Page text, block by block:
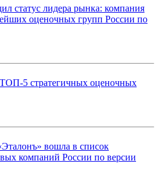
статус лидера рынка: компания
оценочных групп России по
5 стратегичных оценочных
вошла в список
компаний России по версии